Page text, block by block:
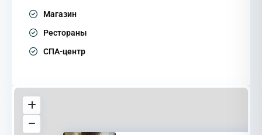
Магазин
Рестораны
СПА-центр